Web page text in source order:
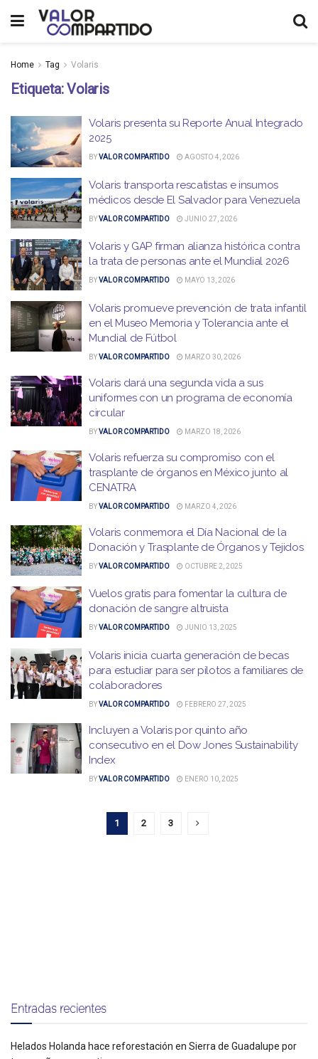
Home Tag Volaris
Etiqueta:Volaris
Volaris presenta su Reporte Anual Integrado
2025
BYVALOR COMPARTIDO AGOSTO 4, 2026
Volaris transporta rescatistas e insumos
médicos desde El Salvador para Venezuela
BYVALOR COMPARTIDO JUNIO 27, 2026
Volaris y GAP firman alianza histórica contra
la trata de personas ante el Mundial 2026
BYVALOR COMPARTIDO MAYO 13, 2026
Volaris promueve prevención de trata infantil
en el Museo Memoria y Tolerancia ante el
Mundial de Fútbol
BYVALOR COMPARTIDO MARZO 30, 2026
Volaris dará una segunda vida a sus
uniformes con un programa de economía
circular
BYVALOR COMPARTIDO MARZO 18, 2026
Volaris refuerza su compromiso con el
trasplante de órganos en México junto al
CENATRA
BYVALOR COMPARTIDO MARZO 4, 2026
Volaris conmemora el Día Nacional de la
Donación y Trasplante de Órganos y Tejidos
BYVALOR COMPARTIDO OCTUBRE 2, 2025
Vuelos gratis para fomentar la cultura de
donación de sangre altruista
BYVALOR COMPARTIDO JUNIO 13, 2025
Volaris inicia cuarta generación de becas
para estudiar para ser pilotos a familiares de
colaboradores
BYVALOR COMPARTIDO FEBRERO 27, 2025
Incluyen a Volaris por quinto año
consecutivo en el Dow Jones Sustainability
Index
BYVALOR COMPARTIDO ENERO 10, 2025
1 2 3
Entradas recientes
Helados Holanda hace reforestación en Sierra de Guadalupe por